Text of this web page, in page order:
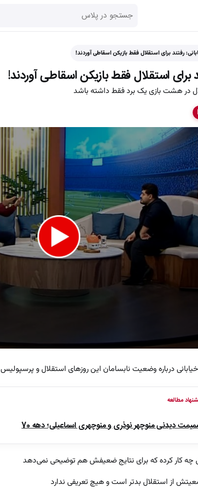
رفتند برای استقلال فقط بازیکن اسقاطی آوردند!
برای استقلال فقط بازیکن اسقاطی آوردند!
در هشت بازی یک برد فقط داشته باشد
درباره وضعیت نابسامان این روزهای استقلال و پرسپولیس
مطالعه
دیدنی منوچهر نوذری و منوچهری اسماعیلی؛ دهه 70
چه کار کرده که برای نتایج ضعیفش هم توضیحی نمی‌دهد
از استقلال بدتر است و هیچ تعریفی ندارد